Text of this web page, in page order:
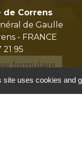
de Correns
de Gaulle
- FRANCE
21 95
formulaire
site uses cookies and